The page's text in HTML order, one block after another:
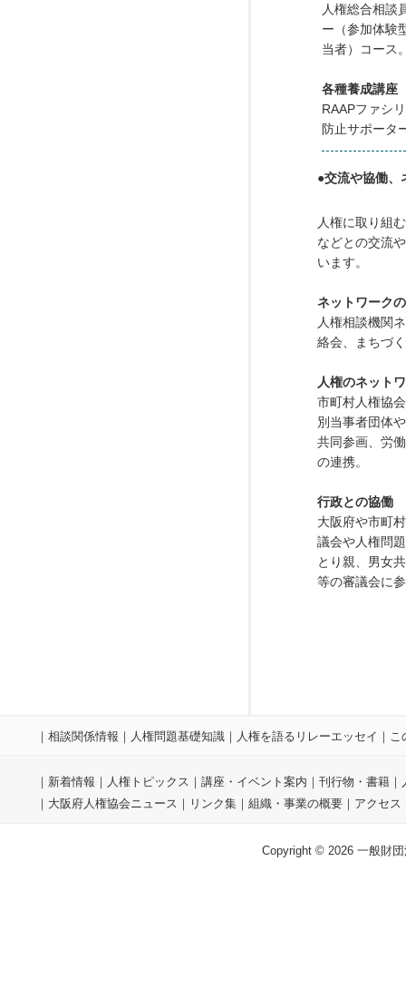
人権総合相談
ー（参加体験
当者）コース
各種養成講座
RAAPファシ
防止サポータ
●交流や協働、
人権に取り組
などとの交流
います。
ネットワーク
人権相談機関
絡会、まちづ
人権のネット
市町村人権協
別当事者団体
共同参画、労
の連携。
行政との協働
大阪府や市町
議会や人権問
とり親、男女
等の審議会に
｜ 相談関係情報 ｜ 人権問題基礎知識 ｜ 人権を語るリレーエッセイ ｜ こ
｜ 新着情報 ｜ 人権トピックス ｜ 講座・イベント案内 ｜ 刊行物・書籍 ｜
｜ 大阪府人権協会ニュース ｜ リンク集 ｜ 組織・事業の概要 ｜ アクセス
Copyright © 2026 一般財